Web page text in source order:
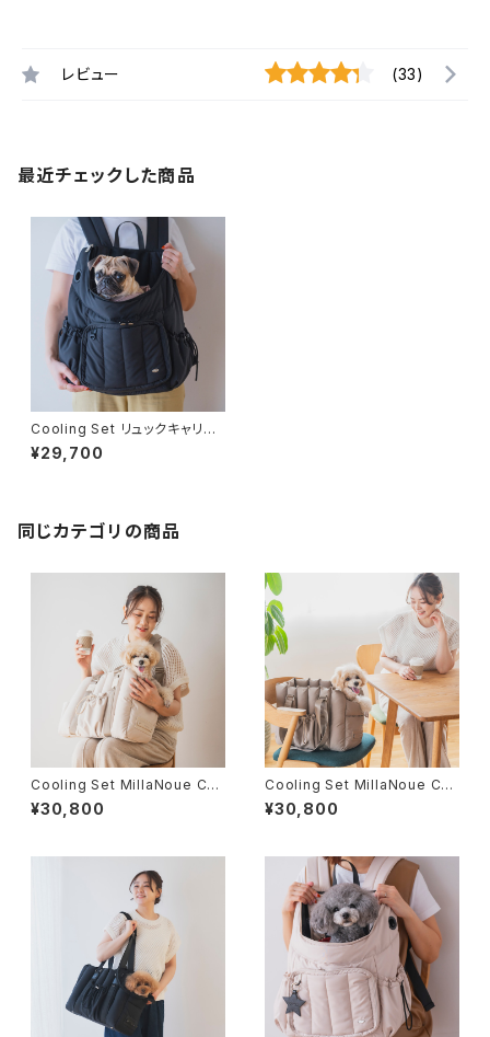
レビュー (33)
最近チェックした商品
Cooling Set リュックキャリー
Mサイズ ブラック 軽量フワモ
コ -FuFu series-
¥29,700
同じカテゴリの商品
Cooling Set MillaNoue Cac
hette（ミラヌー カシェット）アイ
ボリー 「連れていける、隠れ家バ
¥30,800
Cooling Set MillaNoue Cac
hette（ミラヌー カシェット）グレ
ージュ「連れていける、隠れ家バ
¥30,800